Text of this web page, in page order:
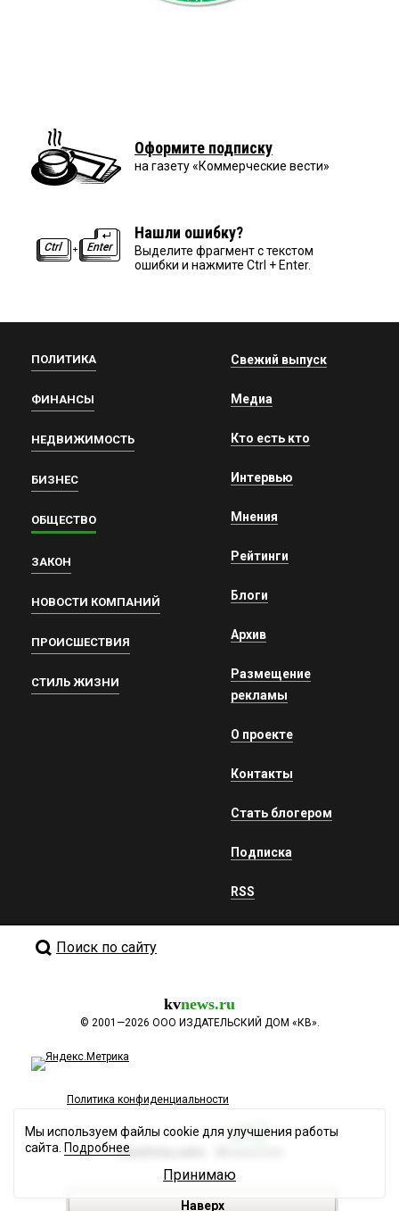
Оформите подписку
на газету «Коммерческие вести»
Нашли ошибку?
Выделите фрагмент с текстом
ошибки и нажмите Ctrl + Enter.
ПОЛИТИКА
ФИНАНСЫ
НЕДВИЖИМОСТЬ
БИЗНЕС
ОБЩЕСТВО
ЗАКОН
НОВОСТИ КОМПАНИЙ
ПРОИСШЕСТВИЯ
СТИЛЬ ЖИЗНИ
Свежий выпуск
Медиа
Кто есть кто
Интервью
Мнения
Рейтинги
Блоги
Архив
Размещение
рекламы
О проекте
Контакты
Стать блогером
Подписка
RSS
Поиск по сайту
kvnews.ru
© 2001—2026 ООО ИЗДАТЕЛЬСКИЙ ДОМ «КВ».
Политика конфиденциальности
Разработка сайта
Наверх
Мы используем файлы cookie для улучшения работы
сайта. Подробнее
Принимаю